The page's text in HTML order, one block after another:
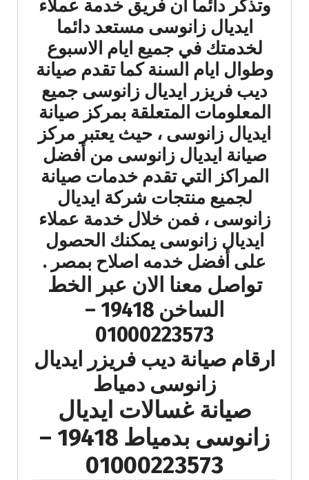
وتذكر دائما ان فريق خدمة عملاء
ايديال زانوسى مستعد دائما
لخدمتك في جميع ايام الاسبوع
وطوال ايام السنة كما تقدم صيانة
ديب فريزر ايديال زانوسى جميع
المعلومات المتعلقة بمركز صيانة
ايديال زانوسى ، حيث يعتبر مركز
صيانة ايديال زانوسى من أفضل
المراكز التي تقدم خدمات صيانة
لجميع منتجات شركة ايديال
زانوسى ، فمن خلال خدمة عملاء
ايديال زانوسى يمكنك الحصول
على أفضل خدمه اصلاح بمصر .
تواصل معنا الان عبر الخط
الساخن 19418 –
01000223573
ارقام صيانة ديب فريزر ايديال
زانوسى دمياط
صيانة غسالات ايديال
زانوسى بدمياط 19418 –
01000223573